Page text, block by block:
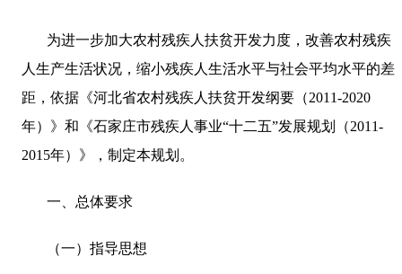
为进一步加大农村残疾人扶贫开发力度，改善农村残疾
人生产生活状况，缩小残疾人生活水平与社会平均水平的差
距，依据《河北省农村残疾人扶贫开发纲要（2011-2020
年）》和《石家庄市残疾人事业“十二五”发展规划（2011-
2015年）》，制定本规划。
一、总体要求
（一）指导思想